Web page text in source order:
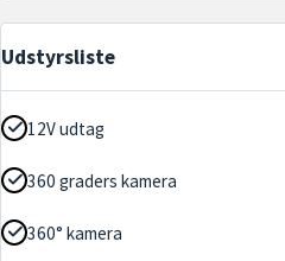
Udstyrsliste
12V udtag
360 graders kamera
360° kamera